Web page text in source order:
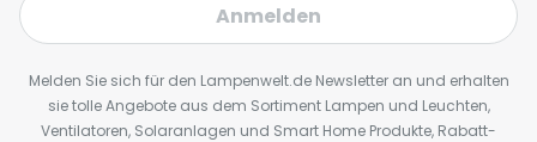
Anmelden
Melden Sie sich für den Lampenwelt.de Newsletter an und erhalten
sie tolle Angebote aus dem Sortiment Lampen und Leuchten,
Ventilatoren, Solaranlagen und Smart Home Produkte, Rabatt-